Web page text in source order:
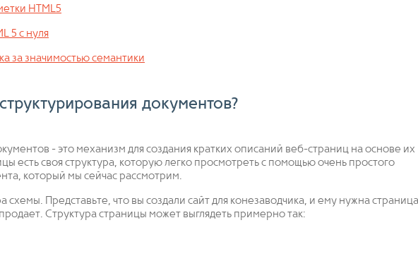
HTML5
5 с нуля
за значимостью семантики
документов?
- это механизм для создания кратких описаний веб-страниц на основе их
есть своя структура, которую легко просмотреть с помощью очень простого
который мы сейчас рассмотрим.
схемы. Представьте, что вы создали сайт для конезаводчика, и ему нужна
Структура страницы может выглядеть примерно так: